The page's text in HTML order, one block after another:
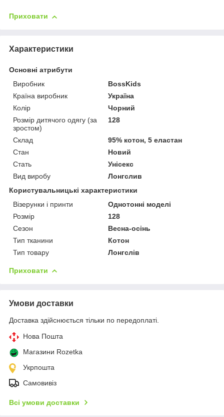
Приховати
Характеристики
Основні атрибути
Виробник
BossKids
Країна виробник
Україна
Колір
Чорний
Розмір дитячого одягу (за
зростом)
128
Склад
95% котон, 5 еластан
Стан
Новий
Стать
Унісекс
Вид виробу
Лонгслив
Користувальницькі характеристики
Візерунки і принти
Однотонні моделі
Розмір
128
Сезон
Весна-осінь
Тип тканини
Котон
Тип товару
Лонгслів
Приховати
Умови доставки
Доставка здійснюється тільки по передоплаті.
Нова Пошта
Магазини Rozetka
Укрпошта
Самовивіз
Всі умови доставки